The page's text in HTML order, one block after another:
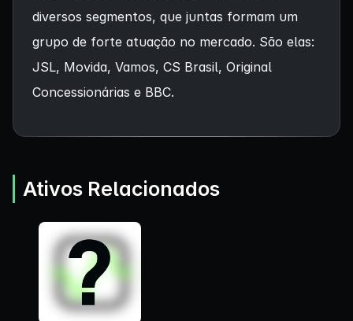
diversos segmentos, que juntas formam um
grupo de forte atuação no mercado. São elas:
JSL, Movida, Vamos, CS Brasil, Original
Concessionárias e BBC.
Ativos Relacionados